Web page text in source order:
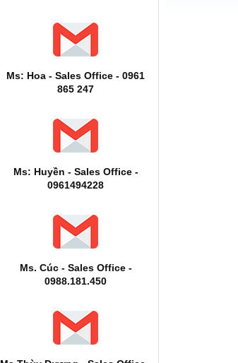
Ms: Hoa - Sales Office - 0961
865 247
Ms: Huyền - Sales Office -
0961494228
Ms. Cúc - Sales Office -
0988.181.450